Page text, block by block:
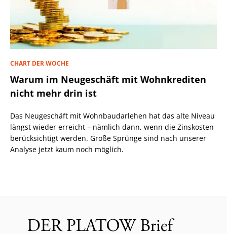
CHART DER WOCHE
Warum im Neugeschäft mit Wohnkrediten
nicht mehr drin ist
Das Neugeschäft mit Wohnbaudarlehen hat das alte Niveau
längst wieder erreicht – nämlich dann, wenn die Zinskosten
berücksichtigt werden. Große Sprünge sind nach unserer
Analyse jetzt kaum noch möglich.